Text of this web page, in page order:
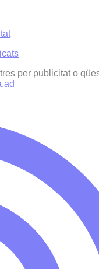
per publicitat o